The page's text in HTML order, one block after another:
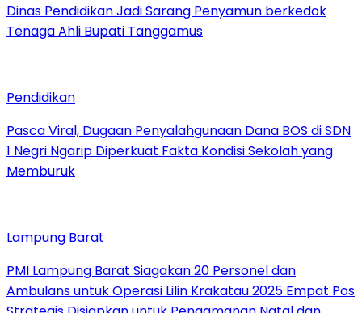
Dinas Pendidikan Jadi Sarang Penyamun berkedok
Tenaga Ahli Bupati Tanggamus
Pendidikan
Pasca Viral, Dugaan Penyalahgunaan Dana BOS di SDN
1 Negri Ngarip Diperkuat Fakta Kondisi Sekolah yang
Memburuk
Lampung Barat
PMI Lampung Barat Siagakan 20 Personel dan
Ambulans untuk Operasi Lilin Krakatau 2025 Empat Pos